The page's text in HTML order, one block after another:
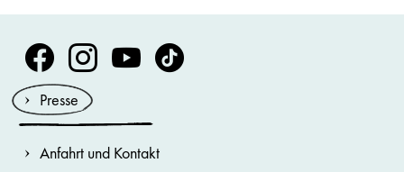
Volksoper Facebook
Volksoper Instagram
Volksoper Youtube
Volksoper TikTok
Presse
Anfahrt und Kontakt